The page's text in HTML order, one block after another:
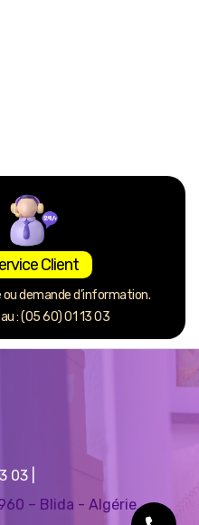
Client
demande d’information.
: (05 60) 01 13 03
03
– Blida - Algérie